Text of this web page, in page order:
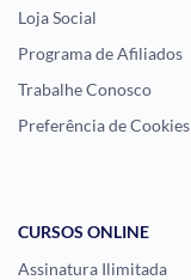
Loja Social
Programa de Afiliados
Trabalhe Conosco
Preferência de Cookies
CURSOS ONLINE
Assinatura Ilimitada